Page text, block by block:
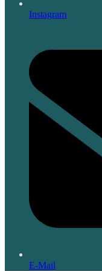
Instagram
E-Mail